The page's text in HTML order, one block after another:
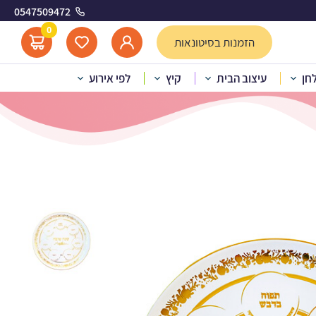
0547509472
הזמנות בסיטונאות
0
עיצוב הבית קיץ לפי אירוע
זהב
– הדפס זהב